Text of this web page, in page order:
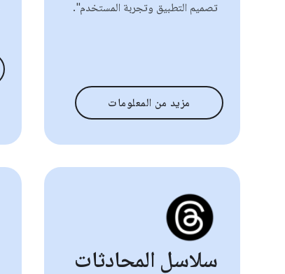
تصميم التطبيق وتجربة المستخدم".
مزيد من المعلومات
سلاسل المحادثات